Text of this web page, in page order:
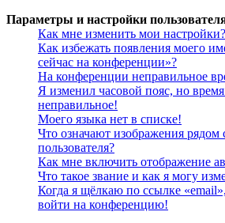
Параметры и настройки
Как мне изменить мои настройки?
Как избежать появления моего
сейчас на конференции»?
На конференции неправильное
Я изменил часовой пояс, но
неправильное!
Моего языка нет в списке!
Что означают изображения
пользователя?
Как мне включить отображение
Что такое звание и как я могу
Когда я щёлкаю по ссылке
войти на конференцию!